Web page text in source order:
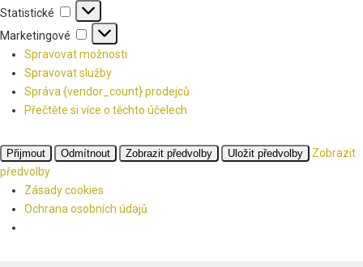
Statistické Statistické
Marketingové
Marketingové
Spravovat možnosti
Spravovat služby
Správa {vendor_count} prodejců
Přečtěte si více o těchto účelech
Přijmout Odmítnout Zobrazit předvolby Uložit předvolby
Zobrazit
předvolby
Zásady cookies
Ochrana osobních údajů